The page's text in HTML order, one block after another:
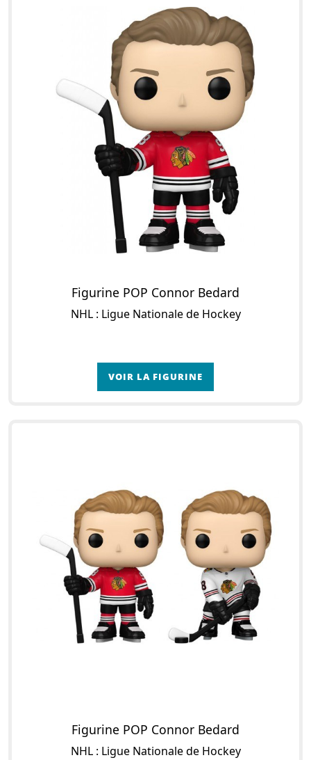
Figurine POP Connor Bedard
NHL : Ligue Nationale de Hockey
VOIR LA FIGURINE
Figurine POP Connor Bedard
NHL : Ligue Nationale de Hockey